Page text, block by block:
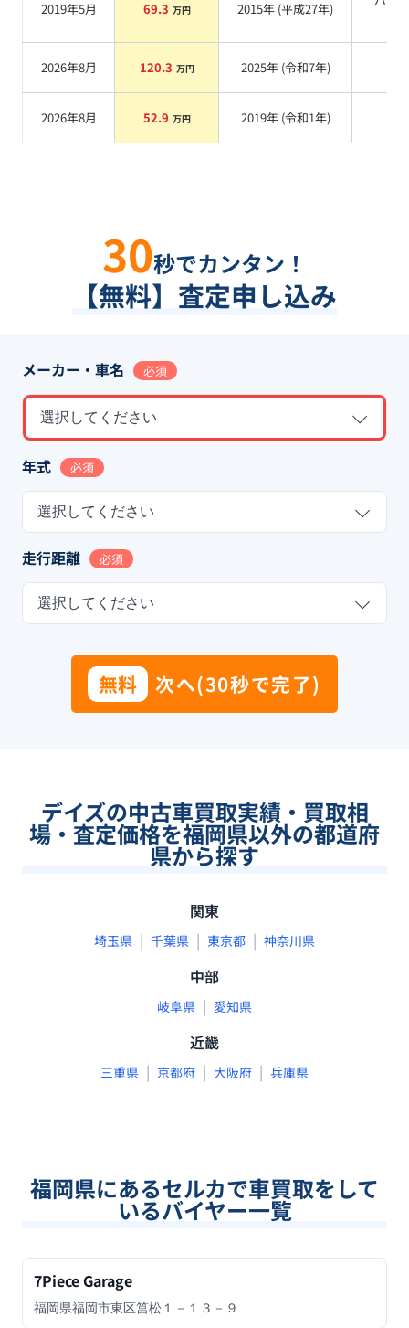
2019年5月 69.3 万円 2015年 (平成27年)
2026年8月 120.3 万円 2025年 (令和7年)
2026年8月 52.9 万円 2019年 (令和1年)
30秒でカンタン！
【無料】査定申し込み
メーカー・車名 必須
選択してください
年式 必須
選択してください
走行距離 必須
選択してください
無料 次へ(30秒で完了)
デイズの中古車買取実績・買取相
場・査定価格を福岡県以外の都道府
県から探す
関東
埼玉県 | 千葉県 | 東京都 | 神奈川県
中部
岐阜県 | 愛知県
近畿
三重県 | 京都府 | 大阪府 | 兵庫県
福岡県にあるセルカで車買取をして
いるバイヤー一覧
7Piece Garage
福岡県福岡市東区筥松１－１３－９